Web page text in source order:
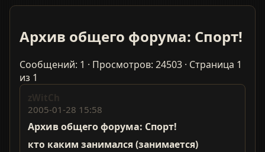
Архив общего форума: Спорт!
Сообщений: 1 · Просмотров: 24503 · Страница 1
из 1
zWitCh
2005-01-28 15:58
Архив общего форума: Спорт!
кто каким занимался (занимается)